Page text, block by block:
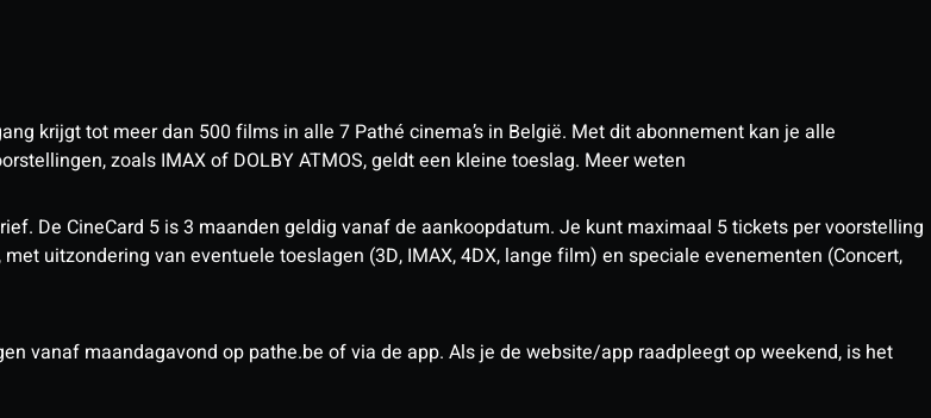
krijgt tot meer dan 500 films in alle 7 Pathé cinema’s in België. Met dit abonnement kan je alle
zoals IMAX of DOLBY ATMOS, geldt een kleine toeslag. Meer weten
De CineCard 5 is 3 maanden geldig vanaf de aankoopdatum. Je kunt maximaal 5 tickets per voorstelling
uitzondering van eventuele toeslagen (3D, IMAX, 4DX, lange film) en speciale evenementen (Concert,
vanaf maandagavond op pathe.be of via de app. Als je de website/app raadpleegt op weekend, is het